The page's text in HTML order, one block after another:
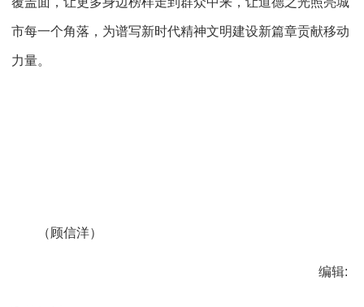
市每一个角落，为谱写新时代精神文明建设新篇章贡献移动
力量。
（顾信洋）
编辑: